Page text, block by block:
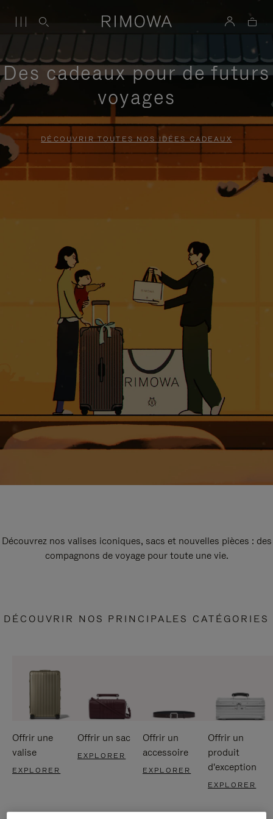
Des cadeaux pour de futurs
voyages
DÉCOUVRIR TOUTES NOS IDÉES CADEAUX
Découvrez nos valises iconiques, sacs et nouvelles pièces : des
compagnons de voyage pour toute une vie.
DÉCOUVRIR NOS PRINCIPALES CATÉGORIES
Offrir une
valise
EXPLORER
Offrir un sac
EXPLORER
Offrir un
accessoire
EXPLORER
Offrir un
produit
d'exception
EXPLORER